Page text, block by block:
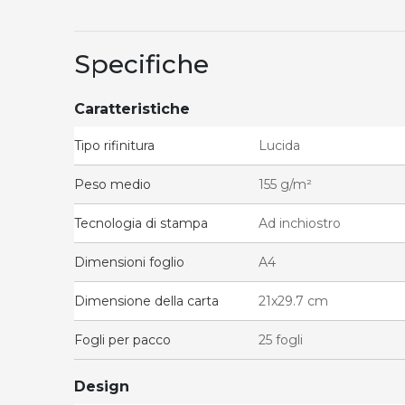
Specifiche
Caratteristiche
Tipo rifinitura Lucida
Peso medio 155 g/m²
Tecnologia di stampa Ad inchiostro
Dimensioni foglio A4
Dimensione della carta 21x29.7 cm
Fogli per pacco 25 fogli
Design